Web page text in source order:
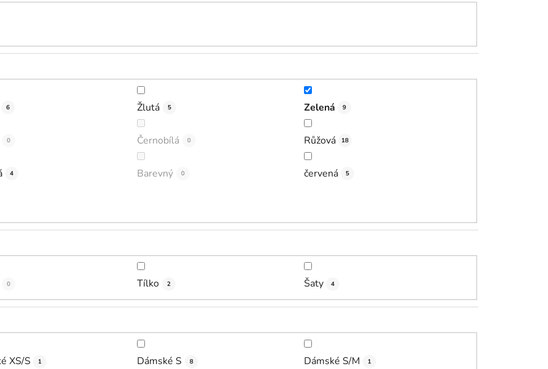
6 Žlutá 5 Zelená 9
0 Černobílá 0 Růžová 18
4 Barevný 0 červená 5
0 Tílko 2 Šaty 4
XS/S 1 Dámské S 8 Dámské S/M 1